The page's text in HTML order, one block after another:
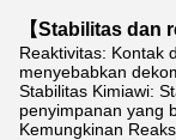
【Stabilitas dan
Reaktivitas: Kontak
menyebabkan
Stabilitas Kimiawi:
penyimpanan yang
Kemungkinan